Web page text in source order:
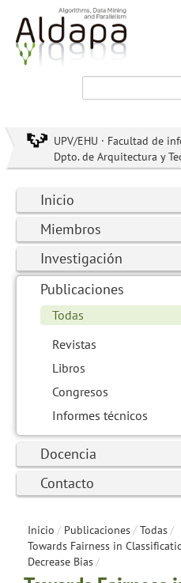
UPV/EHU · Facultad de
Dpto. de Arquitectura y
Inicio
Miembros
Investigación
Publicaciones
Todas
Revistas
Libros
Congresos
Informes técnicos
Docencia
Contacto
Inicio / Publicaciones/ Todas/
Towards Fairness in
Decrease Bias/